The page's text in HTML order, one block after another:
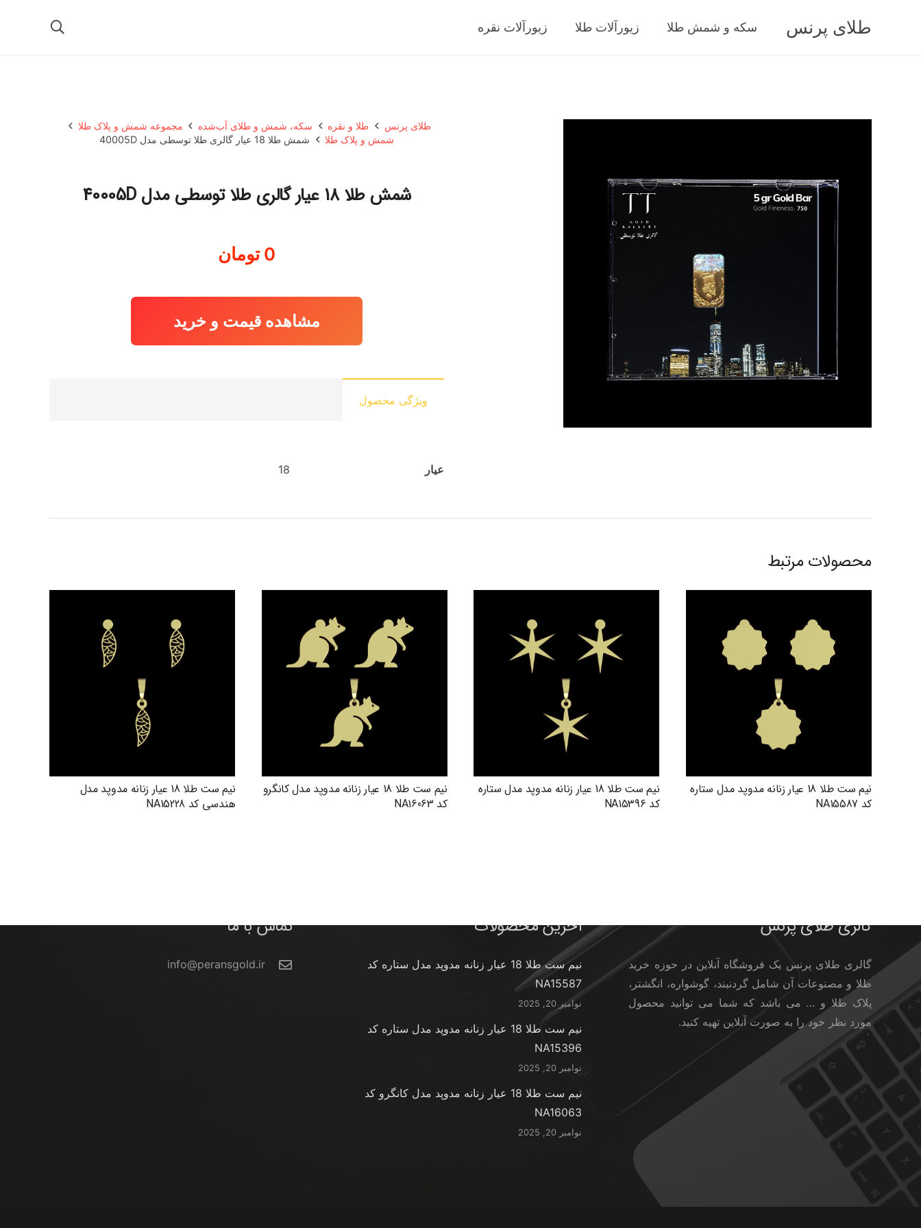
طلای پرنس سکه و شمش طلا زیورآلات طلا زیورآلات نقره
طلای پرنس طلا و نقره سکه، شمش و طلای آب‌شده
مجموعه شمش و پلاک طلا
شمش و پلاک طلا
شمش طلا 18 عیار گالری طلا توسطی مدل 40005D
شمش طلا 18 عیار گالری طلا توسطی مدل 40005D
0 تومان
مشاهده قیمت و خرید
ویژگی محصول
عیار 18
محصولات مرتبط
نیم ست طلا 18 عیار زنانه مدوپد مدل ستاره
کد NA15587
نیم ست طلا 18 عیار زنانه مدوپد مدل ستاره
کد NA15396
نیم ست طلا 18 عیار زنانه مدوپد مدل کانگرو
کد NA16063
نیم ست طلا 18 عیار زنانه مدوپد مدل
هندسی کد NA15228
گالری طلای پرنس
گالری طلای پرنس یک فروشگاه آنلاین در حوزه خرید
طلا و مصنوعات آن شامل گردنبند، گوشواره، انگشتر،
پلاک طلا و … می باشد که شما می توانید محصول
مورد نظر خود را به صورت آنلاین تهیه کنید.
آخرین محصولات
نیم ست طلا 18 عیار زنانه مدوپد مدل ستاره کد
NA15587
نوامبر 20, 2025
نیم ست طلا 18 عیار زنانه مدوپد مدل ستاره کد
NA15396
نوامبر 20, 2025
نیم ست طلا 18 عیار زنانه مدوپد مدل کانگرو کد
NA16063
نوامبر 20, 2025
تماس با ما
info@peransgold.ir